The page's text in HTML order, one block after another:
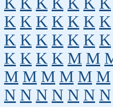
K K K K K K K
K K K K K K K
K K K K M M
M M M M M M
N N N N N N N